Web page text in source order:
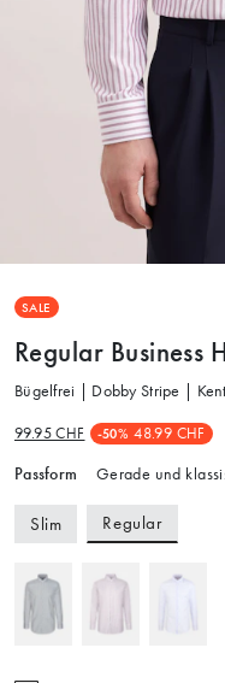
SALE
Regular Business
Bügelfrei | Dobby Stripe |
99.95 CHF -50% 48.99 CHF
Passform Gerade und
Slim Regular